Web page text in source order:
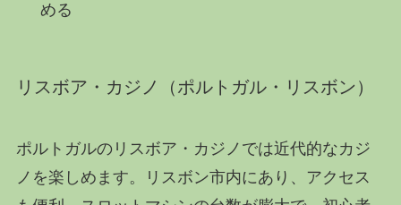
める
リスボア・カジノ（ポルトガル・リスボン）
ポルトガルのリスボア・カジノでは近代的なカジ
ノを楽しめます。リスボン市内にあり、アクセス